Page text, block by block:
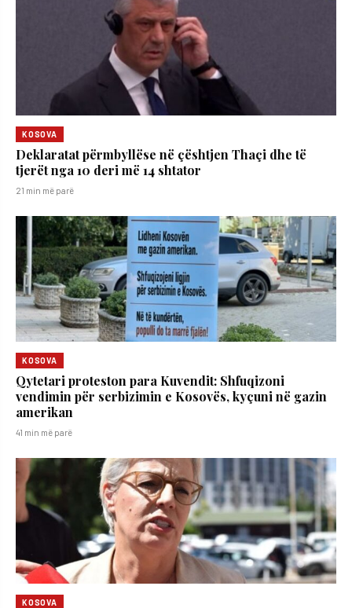
KOSOVA
Deklaratat përmbyllëse në çështjen Thaçi dhe të
tjerët nga 10 deri më 14 shtator
21 min më parë
KOSOVA
​Qytetari proteston para Kuvendit: Shfuqizoni
vendimin për serbizimin e Kosovës, kyçuni në gazin
amerikan
41 min më parë
KOSOVA